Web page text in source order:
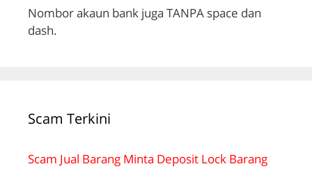
Nombor akaun bank juga TANPA space dan
dash.
Scam Terkini
Scam Jual Barang Minta Deposit Lock Barang